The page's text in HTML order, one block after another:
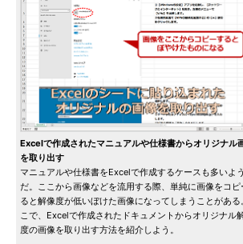
Excelで作成されたマニュアルや仕様書からオリジナル
を取り出す
マニュアルや仕様書をExcelで作成するケースも多いよう
だ。ここから画像などを流用する際、単純に画像をコピ
ると解像度が低いぼけた画像になってしまうことがある
こで、Excelで作成されたドキュメントからオリジナル
度の画像を取り出す方法を紹介しよう。